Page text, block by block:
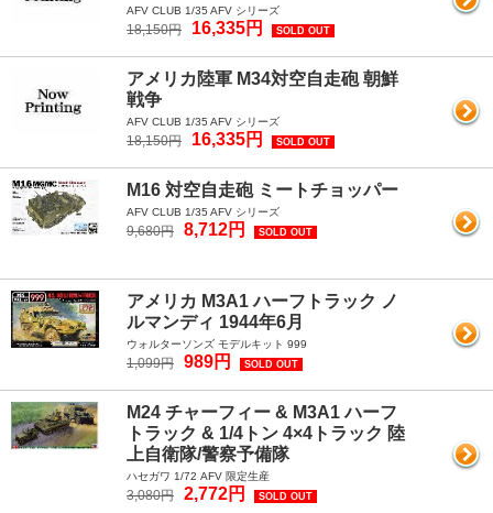
AFV CLUB 1/35 AFV シリーズ
18,150円 16,335円 SOLD OUT
アメリカ陸軍 M34対空自走砲 朝鮮
戦争
AFV CLUB 1/35 AFV シリーズ
18,150円 16,335円 SOLD OUT
M16 対空自走砲 ミートチョッパー
AFV CLUB 1/35 AFV シリーズ
9,680円 8,712円 SOLD OUT
アメリカ M3A1 ハーフトラック ノ
ルマンディ 1944年6月
ウォルターソンズ モデルキット 999
1,099円 989円 SOLD OUT
M24 チャーフィー & M3A1 ハーフ
トラック & 1/4トン 4×4トラック 陸
上自衛隊/警察予備隊
ハセガワ 1/72 AFV 限定生産
3,080円 2,772円 SOLD OUT